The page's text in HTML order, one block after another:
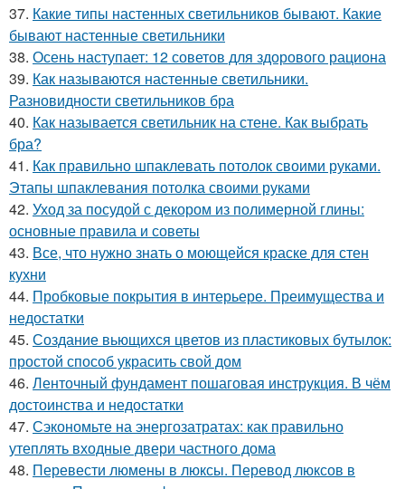
37. Какие типы настенных светильников бывают. Какие
бывают настенные светильники
38. Осень наступает: 12 советов для здорового рациона
39. Как называются настенные светильники.
Разновидности светильников бра
40. Как называется светильник на стене. Как выбрать
бра?
41. Как правильно шпаклевать потолок своими руками.
Этапы шпаклевания потолка своими руками
42. Уход за посудой с декором из полимерной глины:
основные правила и советы
43. Все, что нужно знать о моющейся краске для стен
кухни
44. Пробковые покрытия в интерьере. Преимущества и
недостатки
45. Создание вьющихся цветов из пластиковых бутылок:
простой способ украсить свой дом
46. Ленточный фундамент пошаговая инструкция. В чём
достоинства и недостатки
47. Сэкономьте на энергозатратах: как правильно
утеплять входные двери частного дома
48. Перевести люмены в люксы. Перевод люксов в